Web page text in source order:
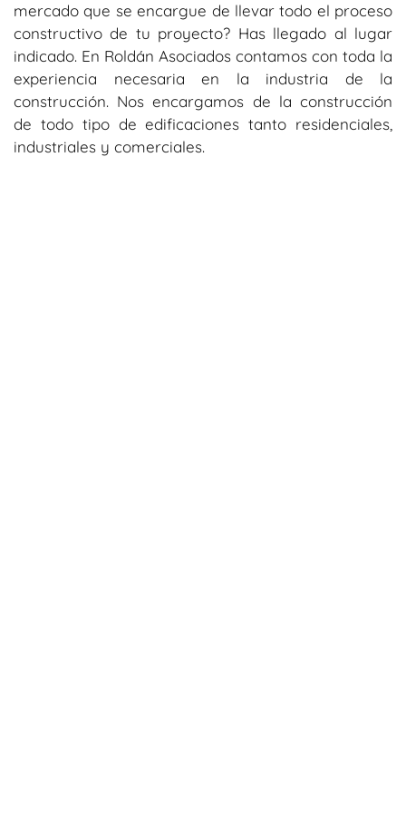
mercado que se encargue de llevar todo el proceso
constructivo de tu proyecto? Has llegado al lugar
indicado. En Roldán Asociados contamos con toda la
experiencia necesaria en la industria de la
construcción. Nos encargamos de la construcción
de todo tipo de edificaciones tanto residenciales,
industriales y comerciales.